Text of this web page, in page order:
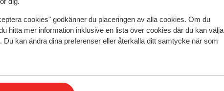
cookies" godkänner du placeringen av alla cookies. Om du
hitta mer information inklusive en lista över cookies där du kan välja
Du kan ändra dina preferenser eller återkalla ditt samtycke när som
upplevelser av vår produkt.Mer om recensioner
8.1 Fantastisk